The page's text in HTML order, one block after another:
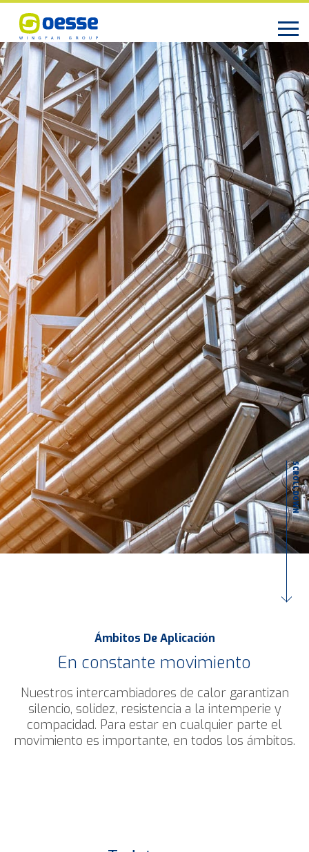
SCROLL DOWN
Ámbitos De Aplicación
En constante movimiento
Nuestros intercambiadores de calor garantizan
silencio, solidez, resistencia a la intemperie y
compacidad. Para estar en cualquier parte el
movimiento es importante, en todos los ámbitos.